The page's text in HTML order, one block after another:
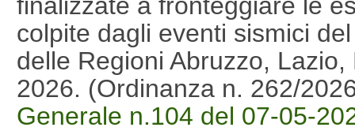
colpite dagli eventi sismici
delle Regioni Abruzzo,
2026. (Ordinanza n. 262/
Generale n.104 del 07-05-